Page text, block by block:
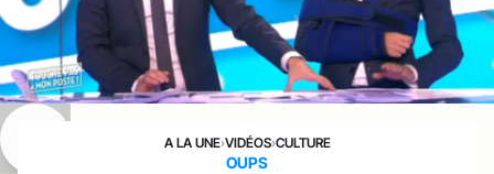
A LA UNE›VIDÉOS›CULTURE
OUPS